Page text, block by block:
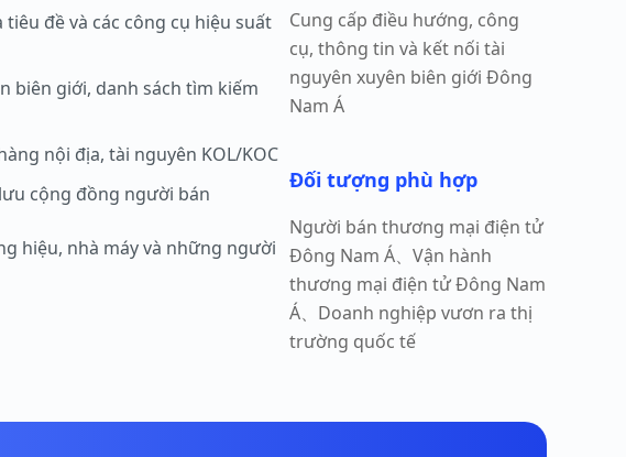
đề và các công cụ hiệu suất
biên giới, danh sách tìm kiếm
nội địa, tài nguyên KOL/KOC
cộng đồng người bán
hiệu, nhà máy và những người
Cung cấp điều hướng, công
cụ, thông tin và kết nối tài
nguyên xuyên biên giới Đông
Nam Á
Đối tượng phù hợp
Người bán thương mại điện tử
Đông Nam Á、Vận hành
thương mại điện tử Đông Nam
Á、Doanh nghiệp vươn ra thị
trường quốc tế